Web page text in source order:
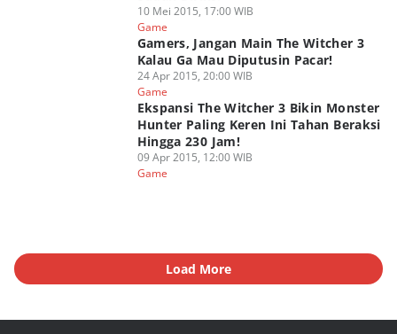
10 Mei 2015, 17:00 WIB
Game
Gamers, Jangan Main The Witcher 3
Kalau Ga Mau Diputusin Pacar!
24 Apr 2015, 20:00 WIB
Game
Ekspansi The Witcher 3 Bikin Monster
Hunter Paling Keren Ini Tahan Beraksi
Hingga 230 Jam!
09 Apr 2015, 12:00 WIB
Game
Load More